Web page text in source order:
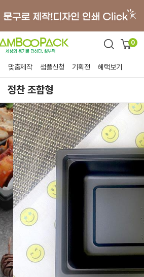
0
맞춤제작 샘플신청 기획전 혜택보기
정찬 조합형